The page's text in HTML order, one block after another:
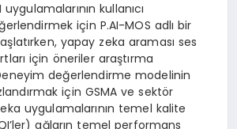
kullanıcı
için P.AI-MOS adlı bir
yapay zeka araması ses
için öneriler araştırma
değerlendirme modelinin
için GSMA ve sektör
uygulamalarının temel kalite
ağların temel performans